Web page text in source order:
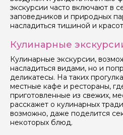
экскурсии часто включают в
заповедников и природных
насладиться тишиной и
Кулинарные
Кулинарные экскурсии,
насладиться видами, но и
деликатесы. На таких
местные кафе и рестораны,
приготовленные из свежих,
расскажет о кулинарных
возможно, даже поделится
некоторых блюд.